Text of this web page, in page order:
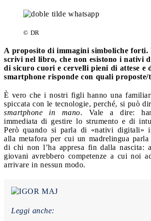
© DR
A proposito di immagini simboliche forti.
scrivi nel libro, che non esistono i nativi
di sicuro cuori e cervelli pieni di attese e
smartphone risponde con quali proposte/
È vero che i nostri figli hanno una
spiccata con le tecnologie, perché, si può
smartphone in mano. Vale a dire:
immediata di gestire lo strumento e di
Però quando si parla di «nativi digitali»
alla metafora per cui un madrelingua
di chi non l’ha appresa fin dalla nascita:
giovani avrebbero competenze a cui noi
arrivare in nessun modo.
Leggi anche: